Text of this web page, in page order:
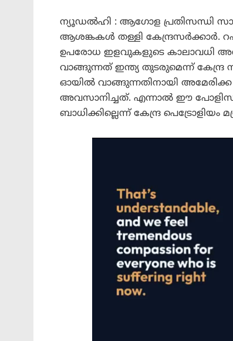
ന്യൂഡൽഹി : ആഗോള പ്രതിസന്ധി
ആശങ്കകൾ തള്ളി കേന്ദ്രസർക്കാർ.
ഉപരോധ ഇളവുകളുടെ കാലാവധി
വാങ്ങുന്നത് ഇന്ത്യ തുടരുമെന്ന്
ഓയിൽ വാങ്ങുന്നതിനായി
അവസാനിച്ചത്. എന്നാൽ ഈ
ബാധിക്കില്ലെന്ന് കേന്ദ്ര പെട്രോളിയം